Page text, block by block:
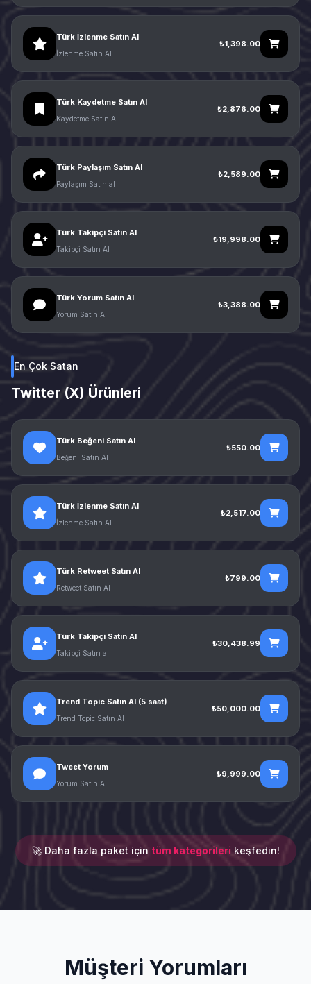
Türk İzlenme Satın Al
İzlenme Satın Al
₺1,398.00
Türk Kaydetme Satın Al
Kaydetme Satın Al
₺2,876.00
Türk Paylaşım Satın Al
Paylaşım Satın al
₺2,589.00
Türk Takipçi Satın Al
Takipçi Satın Al
₺19,998.00
Türk Yorum Satın Al
Yorum Satın Al
₺3,388.00
En Çok Satan
Twitter (X) Ürünleri
Türk Beğeni Satın Al
Beğeni Satın Al
₺550.00
Türk İzlenme Satın Al
İzlenme Satın Al
₺2,517.00
Türk Retweet Satın Al
Retweet Satın Al
₺799.00
Türk Takipçi Satın Al
Takipçi Satın al
₺30,438.99
Trend Topic Satın Al (5 saat)
Trend Topic Satın Al
₺50,000.00
Tweet Yorum
Yorum Satın Al
₺9,999.00
🚀 Daha fazla paket için tüm kategorilerikeşfedin!
Müşteri Yorumları